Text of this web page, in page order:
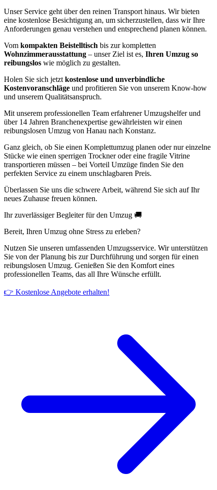
Unser Service geht über den reinen Transport hinaus. Wir bieten
eine kostenlose Besichtigung an, um sicherzustellen, dass wir Ihre
Anforderungen genau verstehen und entsprechend planen können.
Vom kompakten Beistelltisch bis zur kompletten
Wohnzimmerausstattung – unser Ziel ist es, Ihren Umzug so
reibungslos wie möglich zu gestalten.
Holen Sie sich jetzt kostenlose und unverbindliche
Kostenvoranschläge und profitieren Sie von unserem Know-how
und unserem Qualitätsanspruch.
Mit unserem professionellen Team erfahrener Umzugshelfer und
über 14 Jahren Branchenexpertise gewährleisten wir einen
reibungslosen Umzug von Hanau nach Konstanz.
Ganz gleich, ob Sie einen Komplettumzug planen oder nur einzelne
Stücke wie einen sperrigen Trockner oder eine fragile Vitrine
transportieren müssen – bei Vorteil Umzüge finden Sie den
perfekten Service zu einem unschlagbaren Preis.
Überlassen Sie uns die schwere Arbeit, während Sie sich auf Ihr
neues Zuhause freuen können.
Ihr zuverlässiger Begleiter für den Umzug 🚚
Bereit, Ihren Umzug ohne Stress zu erleben?
Nutzen Sie unseren umfassenden Umzugsservice. Wir unterstützen
Sie von der Planung bis zur Durchführung und sorgen für einen
reibungslosen Umzug. Genießen Sie den Komfort eines
professionellen Teams, das all Ihre Wünsche erfüllt.
👉 Kostenlose Angebote erhalten!